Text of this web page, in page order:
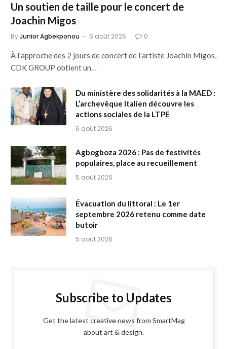
Un soutien de taille pour le concert de
Joachin Migos
ByJunior Agbekponou 6 août 2026 0
À l’approche des 2 jours de concert de l’artiste Joachin Migos,
CDK GROUP obtient un…
Du ministère des solidarités à la MAED :
L’archevêque Italien découvre les
actions sociales de la LTPE
6 août 2026
Agbogboza 2026 : Pas de festivités
populaires, place au recueillement
5 août 2026
Évacuation du littoral : Le 1er
septembre 2026 retenu comme date
butoir
5 août 2026
Subscribe to Updates
Get the latest creative news from SmartMag
about art & design.